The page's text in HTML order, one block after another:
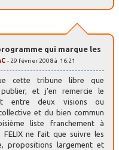
qui marque les
- 29 février 2008 à 16:21
cette tribune libre que
et j’en remercie le
entre deux visions ou
et du bien commun
liste franchement à
ne fait que suivre les
propositions largement et